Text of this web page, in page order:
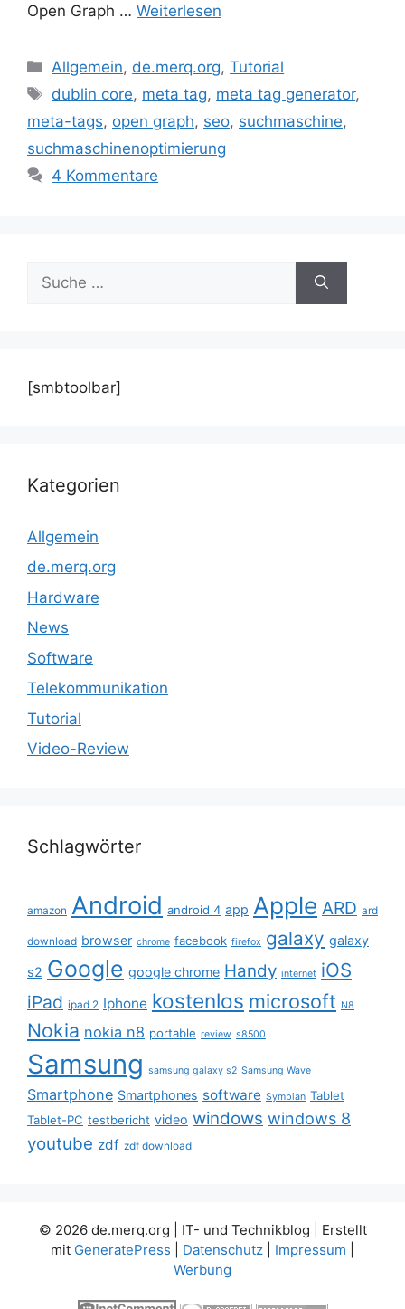
Open Graph … Weiterlesen
Kategorien
Allgemein, de.merq.org,Tutorial
Schlagwörter
dublin core, meta tag, meta tag generator,
meta-tags, open graph, seo, suchmaschine,
suchmaschinenoptimierung
4 Kommentare
nach:
[smbtoolbar]
Kategorien
Allgemein
de.merq.org
Hardware
News
Software
Telekommunikation
Tutorial
Video-Review
Schlagwörter
amazon Android android 4 app Apple ARD ard
download browser chrome facebook firefox galaxy galaxy
s2 Google google chrome Handy internet iOS
iPad ipad 2 Iphone kostenlos microsoft N8
Nokia nokia n8 portable review s8500
Samsung samsung galaxy s2 Samsung Wave
Smartphone Smartphones software Symbian Tablet
Tablet-PC testbericht video windows windows 8
youtube zdf zdf download
© 2026 de.merq.org | IT- und Technikblog | Erstellt
mit GeneratePress Datenschutz Impressum
Werbung